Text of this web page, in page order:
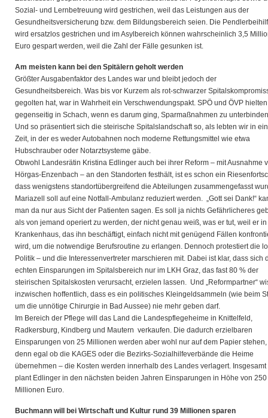
Sozial- und Lernbetreuung wird gestrichen, weil das Leistungen aus der
Gesundheitsversicherung bzw. dem Bildungsbereich seien. Die
wird ersatzlos gestrichen und im Asylbereich können wahrscheinlich 3,5
Euro gespart werden, weil die Zahl der Fälle gesunken ist.
Am meisten kann bei den Spitälern geholt werden
Größter Ausgabenfaktor des Landes war und bleibt jedoch der
Gesundheitsbereich. Was bis vor Kurzem als rot-schwarzer
gegolten hat, war in Wahrheit ein Verschwendungspakt. SPÖ und ÖVP
gegenseitig in Schach, wenn es darum ging, Sparmaßnahmen zu
Und so präsentiert sich die steirische Spitalslandschaft so, als lebten wir in
Zeit, in der es weder Autobahnen noch moderne Rettungsmittel wie etwa
Hubschrauber oder Notarztsysteme gäbe.
Obwohl Landesrätin Kristina Edlinger auch bei ihrer Reform – mit Ausnahme
Hörgas-Enzenbach – an den Standorten festhält, ist es schon ein
dass wenigstens standortübergreifend die Abteilungen zusammengefasst
Mariazell soll auf eine Notfall-Ambulanz reduziert werden. „Gott sei Dank!“
man da nur aus Sicht der Patienten sagen. Es soll ja nichts Gefährlicheres
als von jemand operiert zu werden, der nicht genau weiß, was er tut, weil er
Krankenhaus, das ihn beschäftigt, einfach nicht mit genügend Fällen
wird, um die notwendige Berufsroutine zu erlangen. Dennoch protestiert die
Politik – und die Interessenvertreter marschieren mit. Dabei ist klar, dass sich
echten Einsparungen im Spitalsbereich nur im LKH Graz, das fast 80 % der
steirischen Spitalskosten verursacht, erzielen lassen. Und „Reformpartner“
inzwischen hoffentlich, dass es ein politisches Kleingeldsammeln (wie beim
um die unnötige Chirurgie in Bad Aussee) nie mehr geben darf.
Im Bereich der Pflege will das Land die Landespflegeheime in Knittelfeld,
Radkersburg, Kindberg und Mautern verkaufen. Die dadurch erzielbaren
Einsparungen von 25 Millionen werden aber wohl nur auf dem Papier stehen,
denn egal ob die KAGES oder die Bezirks-Sozialhilfeverbände die Heime
übernehmen – die Kosten werden innerhalb des Landes verlagert. Insgesamt
plant Edlinger in den nächsten beiden Jahren Einsparungen in Höhe von 250
Millionen Euro.
Buchmann will bei Wirtschaft und Kultur rund 39 Millionen sparen